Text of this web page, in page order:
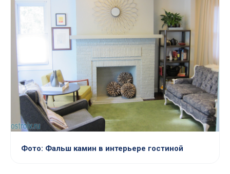
Фото: Фальш камин в интерьере гостиной